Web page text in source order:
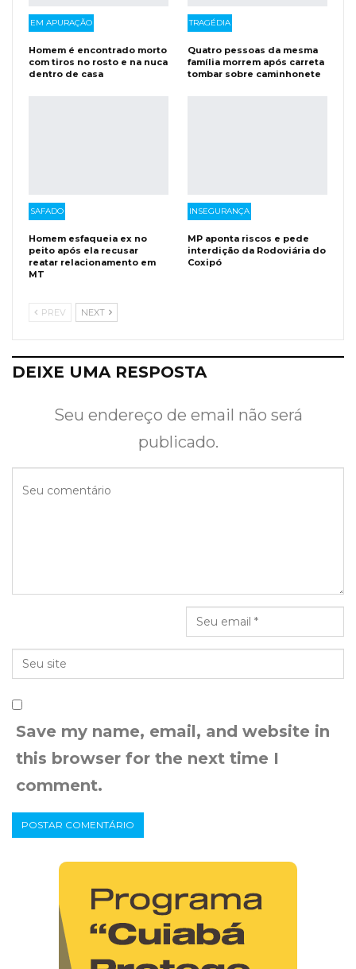
EM APURAÇÃO
Homem é encontrado morto
com tiros no rosto e na nuca
dentro de casa
TRAGÉDIA
Quatro pessoas da mesma
família morrem após carreta
tombar sobre caminhonete
SAFADO
Homem esfaqueia ex no
peito após ela recusar
reatar relacionamento em
MT
INSEGURANÇA
MP aponta riscos e pede
interdição da Rodoviária do
Coxipó
PREV NEXT
DEIXE UMA RESPOSTA
Seu endereço de email não será
publicado.
Save my name, email, and website in
this browser for the next time I
comment.